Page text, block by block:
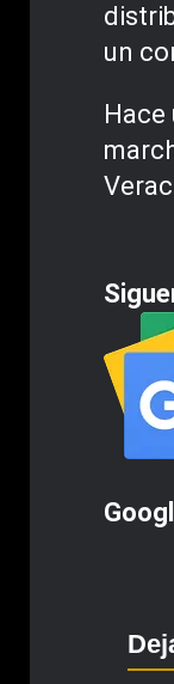
un
Hace